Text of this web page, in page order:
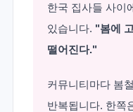
한국 집사들 사이
있습니다. "봄에
떨어진다."
커뮤니티마다 봄
반복됩니다. 한쪽